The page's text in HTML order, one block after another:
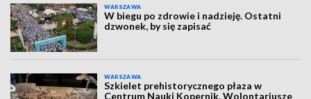
WARSZAWA
W biegu po zdrowie i nadzieję. Ostatni
dzwonek, by się zapisać
WARSZAWA
Szkielet prehistorycznego płaza w
Centrum Nauki Kopernik. Wolontariusze